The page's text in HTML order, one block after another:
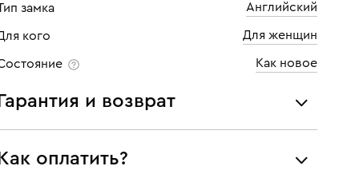
Фианит
18 шт
замка Английский
кого Для женщин
Как новое
Гарантия и возврат
предоставляем следующие гарантии:
брендовых украшений;
Как оплатить?